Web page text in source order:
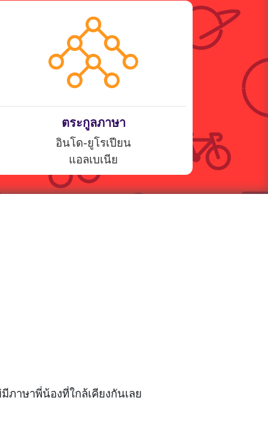
ตระกูลภาษา
อินโด-ยูโรเปียน
แอลเบเนีย
ภาษาพี่น้องที่ใกล้เคียงกันเลย